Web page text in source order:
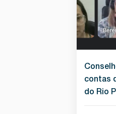
contas
do Rio